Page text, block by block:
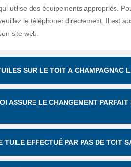
utilise des équipements appropriés.
le téléphoner directement. Il est
site web.
SUR LE TOIT À CHAMPAGNAC
ASSURE LE CHANGEMENT PARFAIT
TUILE EFFECTUÉ PAR PAS DE TOIT